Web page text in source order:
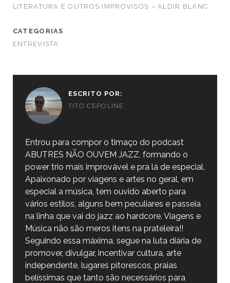
LITERATURA E OUTROS IMPROVISOS – ALDIR BLANC
CATEGORIAS
ENTREVISTA
ESCRITO POR:
TITO CEPOLINE
Entrou para compor o timaço do podcast
ABUTRES NÃO OUVEM JAZZ, formando o
power trio mais improvável e pra lá de especial.
Apaixonado por viagens e artes no geral, em
especial a música, tem ouvido aberto para
vários estilos, alguns bem peculiares e passeia
na linha que vai do jazz ao hardcore. Viagens e
Música não são meros itens na prateleira!!
Seguindo essa máxima, segue na luta diária de
promover, divulgar, incentivar cultura, arte
independente, lugares pitorescos, praias
belíssimas que tanto são necessários para